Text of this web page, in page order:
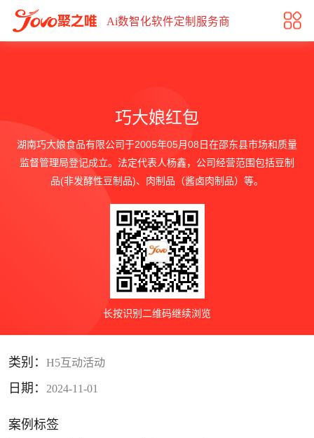
巧大娘红包
Ai数智化软件定制服务商
巧大娘红包
湖南巧大娘食品有限公司于2005年05月08日在邵东县市场和质量
监督管理局登记成立。法定代表人杨鑫，公司经营范围包括豆制
品(非发酵性豆制品)、肉制品（酱卤肉制品）等。
长按识别二维码继续浏览
类别： H5互动活动
日期： 2024-11-01
案例标签